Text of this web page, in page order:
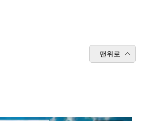
맨위로